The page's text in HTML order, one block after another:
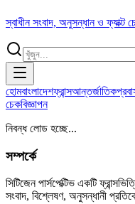
স্বাধীন সংবাদ, অনুসন্ধান ও ফ্যাক্ট
হোমবাংলাদেশফ্রান্সআন্তর্জাতিক
চেকবিজ্ঞাপন
নিবন্ধ লোড হচ্ছে...
সম্পর্কে
সিটিজেন পার্সপেক্টিভ একটি
সংবাদ, বিশ্লেষণ, অনুসন্ধানী